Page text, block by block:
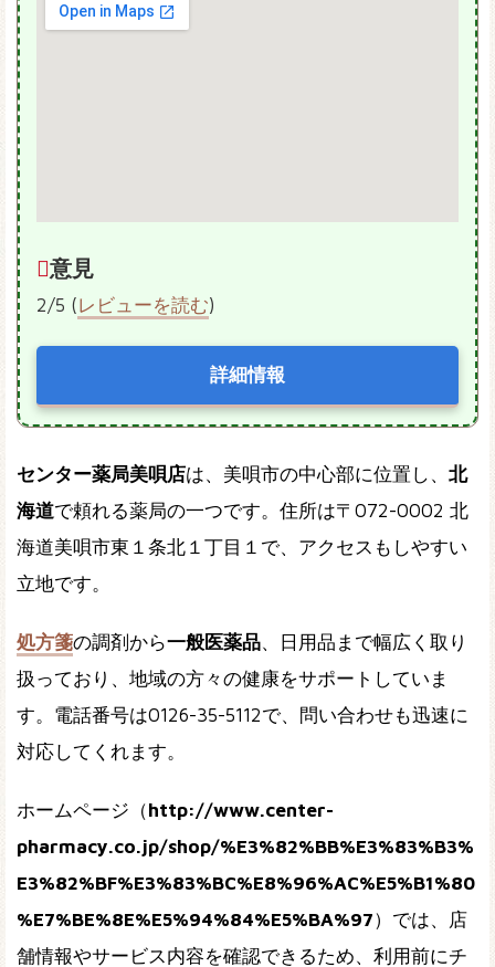
意見
2/5 (レビューを読む)
詳細情報
センター薬局美唄店は、美唄市の中心部に位置し、 北
海道で頼れる薬局の一つです。住所は〒072-0002 北
海道美唄市東１条北１丁目１で、アクセスもしやすい
立地です。
処方箋の調剤から一般医薬品、日用品まで幅広く取り
扱っており、地域の方々の健康をサポートしていま
す。電話番号は0126-35-5112で、問い合わせも迅速に
対応してくれます。
ホームページ（http://www.center-
pharmacy.co.jp/shop/%E3%82%BB%E3%83%B3%
E3%82%BF%E3%83%BC%E8%96%AC%E5%B1%80
%E7%BE%8E%E5%94%84%E5%BA%97）では、店
舗情報やサービス内容を確認できるため、利用前にチ